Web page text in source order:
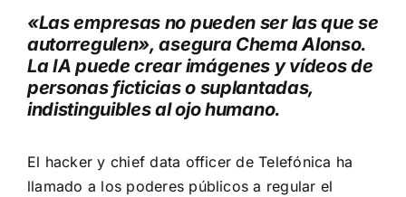
«Las empresas no pueden ser las que se
autorregulen», asegura Chema Alonso.
La IA puede crear imágenes y vídeos de
personas ficticias o suplantadas,
indistinguibles al ojo humano.
El hacker y chief data officer de Telefónica ha
llamado a los poderes públicos a regular el